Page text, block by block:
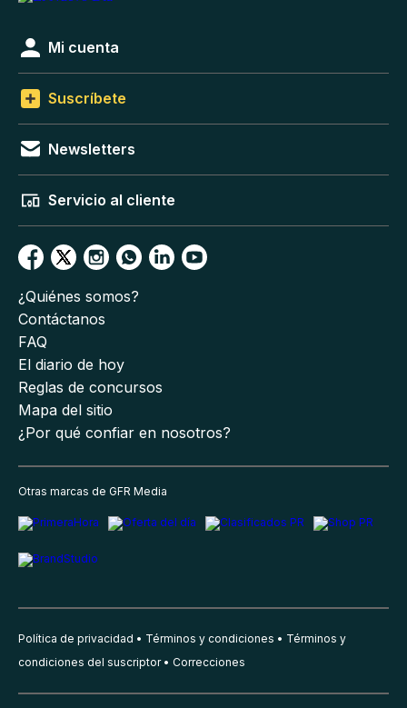
Mi cuenta
Suscríbete
Newsletters
Servicio al cliente
¿Quiénes somos?
Contáctanos
FAQ
El diario de hoy
Reglas de concursos
Mapa del sitio
¿Por qué confiar en nosotros?
Otras marcas de GFR Media
Política de privacidad Términos y condiciones
Términos y
condiciones del suscriptor
Correcciones